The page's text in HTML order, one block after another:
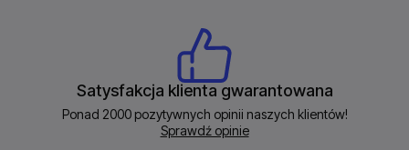
Satysfakcja klienta gwarantowana
Ponad 2000 pozytywnych opinii naszych klientów!
Sprawdź opinie